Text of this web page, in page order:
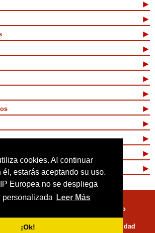
cookies. Al continuar
él, estarás aceptando su uso.
Europea no se despliega
personalizada
Leer Más
¡Ok!
Términos de Uso
Políticas de Privacidad